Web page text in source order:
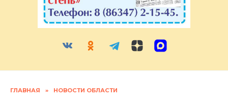
ГЛАВНАЯ » НОВОСТИ ОБЛАСТИ